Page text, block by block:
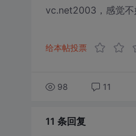
vc.net2003，感觉不
给本帖投票
98 11
11 条回复